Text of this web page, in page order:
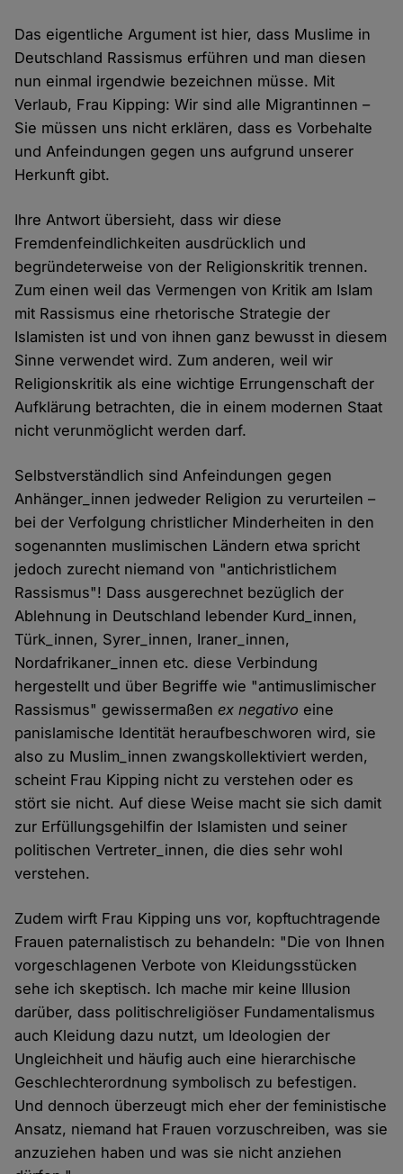
Das eigentliche Argument ist hier, dass Muslime in
Deutschland Rassismus erführen und man diesen
nun einmal irgendwie bezeichnen müsse. Mit
Verlaub, Frau Kipping: Wir sind alle Migrantinnen –
Sie müssen uns nicht erklären, dass es Vorbehalte
und Anfeindungen gegen uns aufgrund unserer
Herkunft gibt.
Ihre Antwort übersieht, dass wir diese
Fremdenfeindlichkeiten ausdrücklich und
begründeterweise von der Religionskritik trennen.
Zum einen weil das Vermengen von Kritik am Islam
mit Rassismus eine rhetorische Strategie der
Islamisten ist und von ihnen ganz bewusst in diesem
Sinne verwendet wird. Zum anderen, weil wir
Religionskritik als eine wichtige Errungenschaft der
Aufklärung betrachten, die in einem modernen Staat
nicht verunmöglicht werden darf.
Selbstverständlich sind Anfeindungen gegen
Anhänger_innen jedweder Religion zu verurteilen –
bei der Verfolgung christlicher Minderheiten in den
sogenannten muslimischen Ländern etwa spricht
jedoch zurecht niemand von "antichristlichem
Rassismus"! Dass ausgerechnet bezüglich der
Ablehnung in Deutschland lebender Kurd_innen,
Türk_innen, Syrer_innen, Iraner_innen,
Nordafrikaner_innen etc. diese Verbindung
hergestellt und über Begriffe wie "antimuslimischer
Rassismus" gewissermaßenex negativo eine
panislamische Identität heraufbeschworen wird, sie
also zu Muslim_innen zwangskollektiviert werden,
scheint Frau Kipping nicht zu verstehen oder es
stört sie nicht. Auf diese Weise macht sie sich damit
zur Erfüllungsgehilfin der Islamisten und seiner
politischen Vertreter_innen, die dies sehr wohl
verstehen.
Zudem wirft Frau Kipping uns vor, kopftuchtragende
Frauen paternalistisch zu behandeln: "Die von Ihnen
vorgeschlagenen Verbote von Kleidungsstücken
sehe ich skeptisch. Ich mache mir keine Illusion
darüber, dass politischreligiöser Fundamentalismus
auch Kleidung dazu nutzt, um Ideologien der
Ungleichheit und häufig auch eine hierarchische
Geschlechterordnung symbolisch zu befestigen.
Und dennoch überzeugt mich eher der feministische
Ansatz, niemand hat Frauen vorzuschreiben, was sie
anzuziehen haben und was sie nicht anziehen